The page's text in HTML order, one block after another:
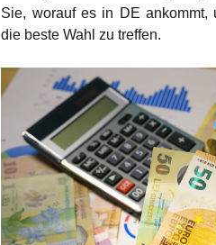
Sie, worauf es in DE ankommt,
die beste Wahl zu treffen.